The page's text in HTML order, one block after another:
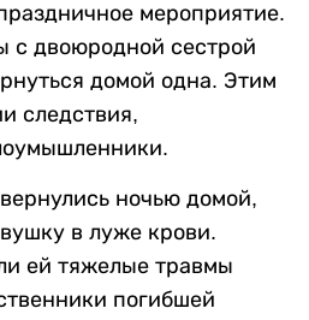
мероприятие.
с двоюродной сестрой
домой одна. Этим
следствия,
ночью домой,
в луже крови.
ей тяжелые травмы
погибшей